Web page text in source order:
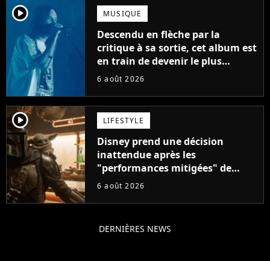
player2 MUSIQUE
Descendu en flèche par la
critique à sa sortie, cet album est
en train de devenir le plus
populaire de son auteur
6 août 2026
player2 LIFESTYLE
Disney prend une décision
inattendue après les
"performances mitigées" de
Vaiana et The Mandalorian &
6 août 2026
DERNIÈRES NEWS